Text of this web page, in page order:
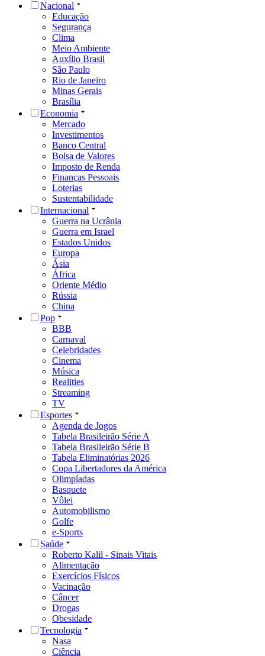
Nacional
Educação
Segurança
Clima
Meio Ambiente
Auxílio Brasil
São Paulo
Rio de Janeiro
Minas Gerais
Brasília
Economia
Mercado
Investimentos
Banco Central
Bolsa de Valores
Imposto de Renda
Finanças Pessoais
Loterias
Sustentabilidade
Internacional
Guerra na Ucrânia
Guerra em Israel
Estados Unidos
Europa
Ásia
África
Oriente Médio
Rússia
China
Pop
BBB
Carnaval
Celebridades
Cinema
Música
Realities
Streaming
TV
Esportes
Agenda de Jogos
Tabela Brasileirão Série A
Tabela Brasileirão Série B
Tabela Eliminatórias 2026
Copa Libertadores da América
Olimpíadas
Basquete
Vôlei
Automobilismo
Golfe
e-Sports
Saúde
Roberto Kalil - Sinais Vitais
Alimentação
Exercícios Físicos
Vacinação
Câncer
Drogas
Obesidade
Tecnologia
Nasa
Ciência